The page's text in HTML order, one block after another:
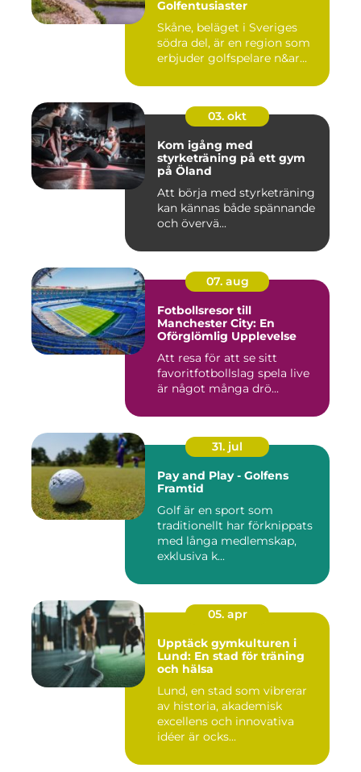
Golfentusiaster
Skåne, beläget i Sveriges
södra del, är en region som
erbjuder golfspelare n&ar...
03. okt
Kom igång med
styrketräning på ett gym
på Öland
Att börja med styrketräning
kan kännas både spännande
och övervä...
07. aug
Fotbollsresor till
Manchester City: En
Oförglömlig Upplevelse
Att resa för att se sitt
favoritfotbollslag spela live
är något många drö...
31. jul
Pay and Play - Golfens
Framtid
Golf är en sport som
traditionellt har förknippats
med långa medlemskap,
exklusiva k...
05. apr
Upptäck gymkulturen i
Lund: En stad för träning
och hälsa
Lund, en stad som vibrerar
av historia, akademisk
excellens och innovativa
idéer är ocks...